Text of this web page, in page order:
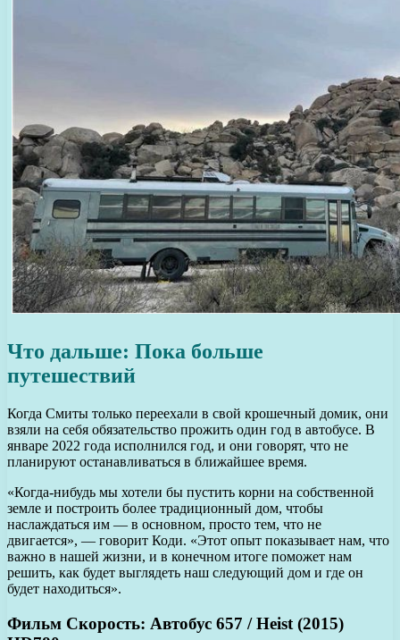
Что дальше: Пока больше
путешествий
Когда Смиты только переехали в свой крошечный домик, они
взяли на себя обязательство прожить один год в автобусе. В
январе 2022 года исполнился год, и они говорят, что не
планируют останавливаться в ближайшее время.
«Когда-нибудь мы хотели бы пустить корни на собственной
земле и построить более традиционный дом, чтобы
наслаждаться им — в основном, просто тем, что не
двигается», — говорит Коди. «Этот опыт показывает нам, что
важно в нашей жизни, и в конечном итоге поможет нам
решить, как будет выглядеть наш следующий дом и где он
будет находиться».
Фильм Скорость: Автобус 657 / Heist (2015)